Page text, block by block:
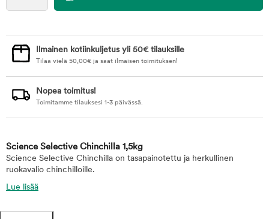
Ilmainen kotiinkuljetus yli 50€ tilauksille
Tilaa vielä 50,00€ ja saat ilmaisen toimituksen!
Nopea toimitus!
Toimitamme tilauksesi 1-3 päivässä.
Science Selective Chinchilla 1,5kg
Science Selective Chinchilla on tasapainotettu ja herkullinen
ruokavalio chinchilloille.
Lue lisää